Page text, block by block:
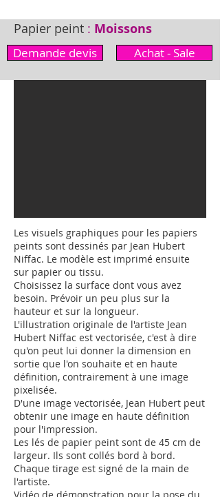
Papier peint : Moissons
Demande devis Achat - Sale
Les visuels graphiques pour les papiers
peints sont dessinés par Jean Hubert
Niffac. Le modèle est imprimé ensuite
sur papier ou tissu.
Choisissez la surface dont vous avez
besoin. Prévoir un peu plus sur la
hauteur et sur la longueur.
L'illustration originale de l'artiste Jean
Hubert Niffac est vectorisée, c'est à dire
qu'on peut lui donner la dimension en
sortie que l'on souhaite et en haute
définition, contrairement à une image
pixelisée.
D'une image vectorisée, Jean Hubert peut
obtenir une image en haute définition
pour l'impression.
Les lés de papier peint sont de 45 cm de
largeur. Ils sont collés bord à bord.
Chaque tirage est signé de la main de
l'artiste.
Vidéo de démonstration pour la pose du